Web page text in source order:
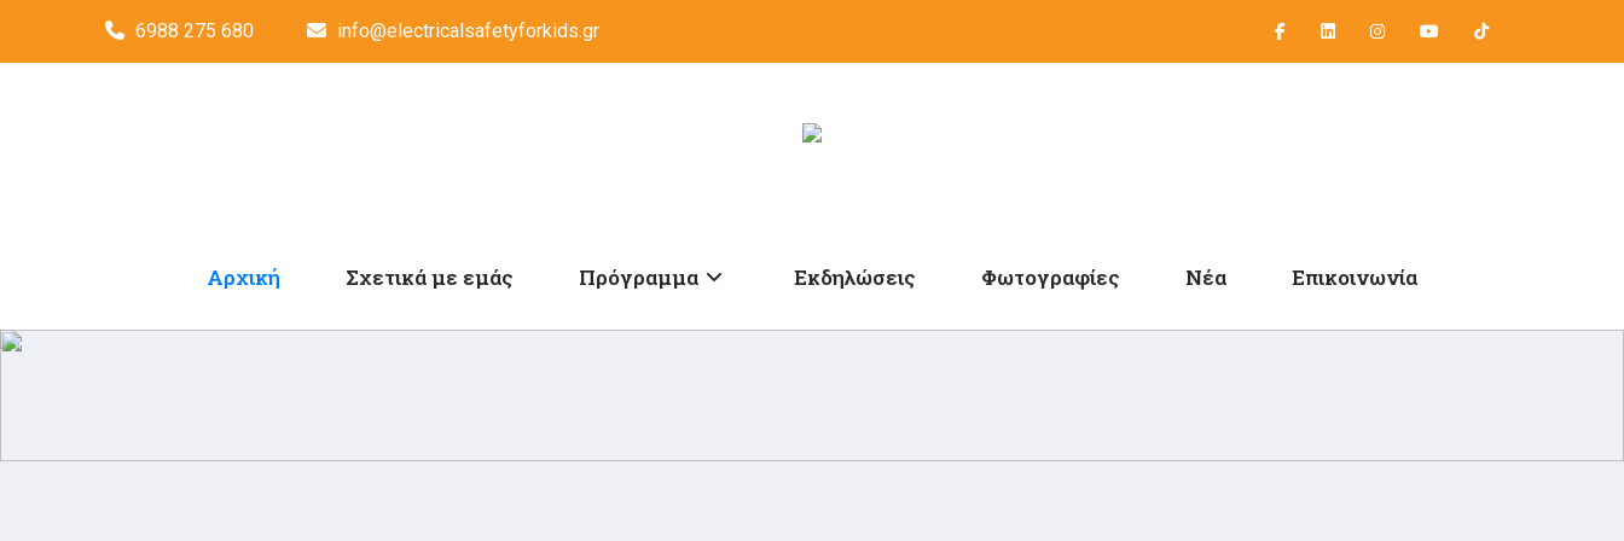
6988 275 680 info@electricalsafetyforkids.gr
Αρχική Σχετικά με εμάς Πρόγραμμα Εκδηλώσεις Φωτογραφίες Νέα Επικοινωνία